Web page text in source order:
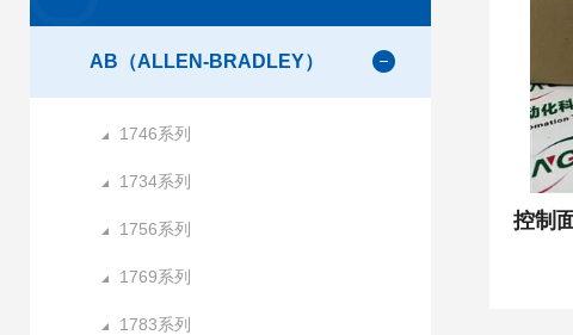
AB（ALLEN-BRADLEY）
1746系列
1734系列
1756系列
1769系列
1783系列